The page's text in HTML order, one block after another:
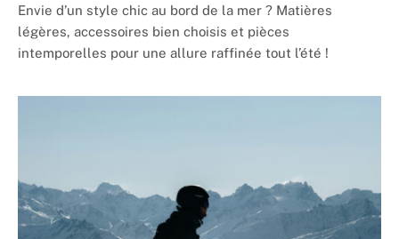
Envie d’un style chic au bord de la mer ? Matières
légères, accessoires bien choisis et pièces
intemporelles pour une allure raffinée tout l’été !